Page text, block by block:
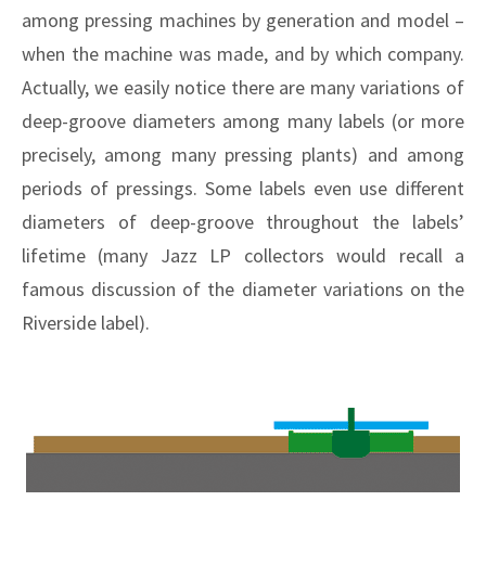
among pressing machines by generation and model –
when the machine was made, and by which company.
Actually, we easily notice there are many variations of
deep-groove diameters among many labels (or more
precisely, among many pressing plants) and among
periods of pressings. Some labels even use different
diameters of deep-groove throughout the labels’
lifetime (many Jazz LP collectors would recall a
famous discussion of the diameter variations on the
Riverside label).